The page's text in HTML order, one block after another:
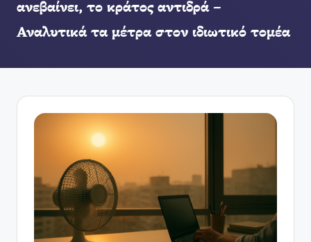
ανεβαίνει, το κράτος αντιδρά –
Αναλυτικά τα μέτρα στον ιδιωτικό τομέα